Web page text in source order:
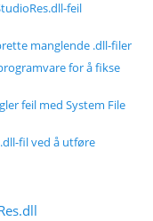
feil
manglende .dll-filer
for å fikse
feil med System File
fil ved å utføre